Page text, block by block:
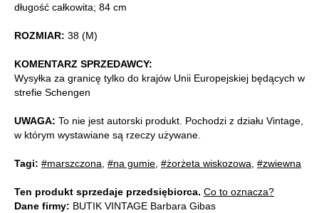
długość całkowita; 84 cm
ROZMIAR: 38 (M)
KOMENTARZ SPRZEDAWCY:
Wysyłka za granicę tylko do krajów Unii Europejskiej będących w
strefie Schengen
UWAGA: To nie jest autorski produkt. Pochodzi z działu Vintage,
w którym wystawiane są rzeczy używane.
Tagi: #marszczona #na gumie #żorżeta wiskozowa #zwiewna
Ten produkt sprzedaje przedsiębiorca. Co to oznacza?
Dane firmy: BUTIK VINTAGE Barbara Gibas